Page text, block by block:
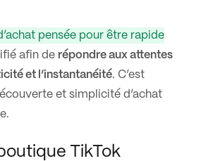
pensée pour être rapide
afin de répondre aux attentes
et l’instantanéité. C’est
et simplicité d’achat
TikTok